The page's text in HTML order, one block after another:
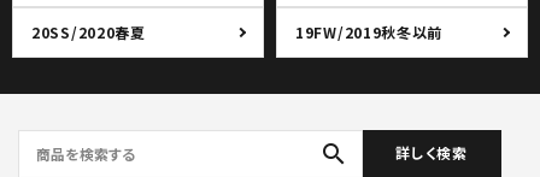
20SS/2020春夏 19FW/2019秋冬以前
search 詳しく検索